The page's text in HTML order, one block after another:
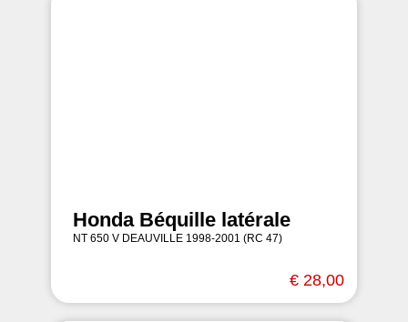
Honda Béquille latérale
NT 650 V DEAUVILLE 1998-2001 (RC 47)
€ 28,00